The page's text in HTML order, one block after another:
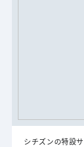
シチズンの特設